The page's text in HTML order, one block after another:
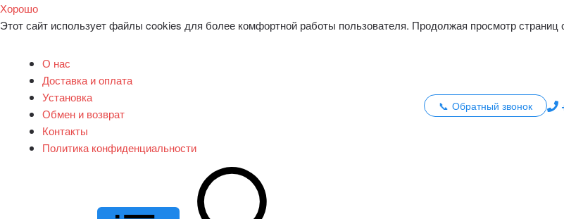
Хорошо
Этот сайт использует файлы cookies для более комфортной работы пользователя. Продолжая просмотр
О нас
Доставка и оплата
Установка
Обмен и возврат
Контакты
Политика конфиденциальности
Обратный звонок